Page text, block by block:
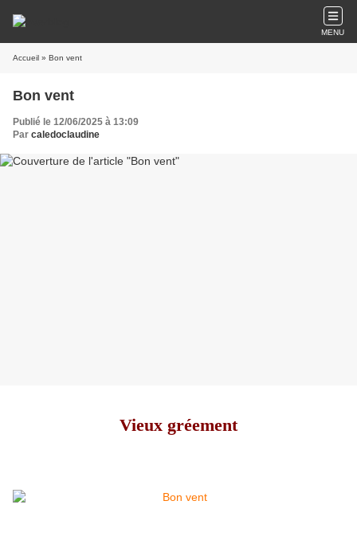
MENU
Accueil » Bon vent
Bon vent
Publié le 12/06/2025 à 13:09
Par caledoclaudine
Vieux gréement